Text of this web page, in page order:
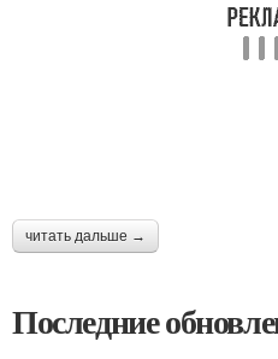
читать дальше →
Последние